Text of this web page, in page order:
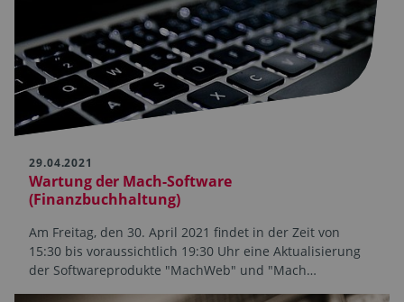
29.04.2021
Wartung der Mach-Software
(Finanzbuchhaltung)
Am Freitag, den 30. April 2021 findet in der Zeit von
15:30 bis voraussichtlich 19:30 Uhr eine Aktualisierung
der Softwareprodukte "MachWeb" und "Mach…